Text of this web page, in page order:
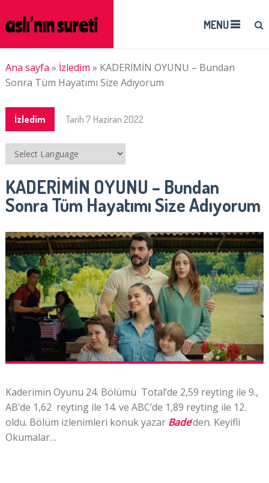
MENU
Ana sayfa » İzledim » KADERİMİN OYUNU – Bundan
Sonra Tüm Hayatımı Size Adıyorum
İzledim Tarih 7 Haziran 2022
KADERİMİN OYUNU – Bundan
Sonra Tüm Hayatımı Size Adıyorum
Kaderimin Oyunu 24. Bölümü Total’de 2,59 reyting ile 9.,
AB’de 1,62 reyting ile 14. ve ABC’de 1,89 reyting ile 12.
oldu. Bölüm izlenimleri konuk yazar Bade‘den. Keyifli
Okumalar…